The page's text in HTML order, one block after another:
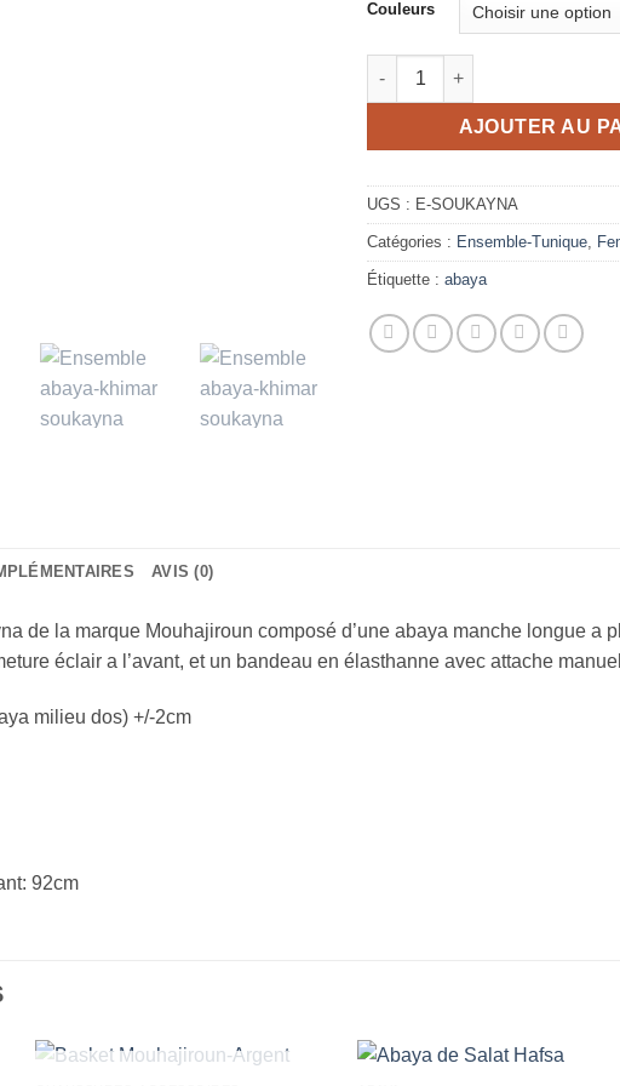
Couleurs
quantité de Ensemble abaya-
AJOUTER AU
UGS : E-SOUKAYNA
Catégories : Ensemble-Tunique
Étiquette : abaya
AVIS (0)
de la marque Mouhajiroun composé d’une abaya manche longue a
éclair a l’avant, et un bandeau en élasthanne avec attache
milieu dos) +/-2cm
92cm